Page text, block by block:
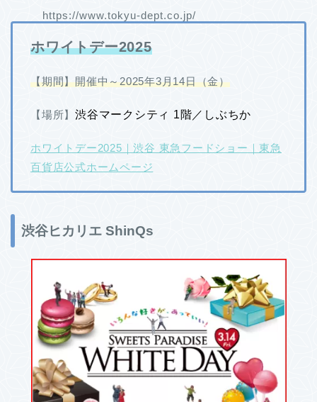
https://www.tokyu-dept.co.jp/
ホワイトデー2025
【期間】開催中～2025年3月14日（金）
【場所】渋谷マークシティ 1階／しぶちか
ホワイトデー2025｜渋谷 東急フードショー｜東急
百貨店公式ホームページ
渋谷ヒカリエ ShinQs